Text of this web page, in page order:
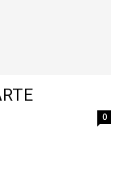
0